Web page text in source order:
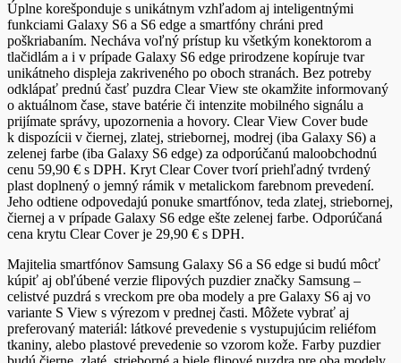
Úplne korešponduje s unikátnym vzhľadom aj inteligentnými
funkciami Galaxy S6 a S6 edge a smartfóny chráni pred
poškriabaním. Necháva voľný prístup ku všetkým konektorom a
tlačidlám a i v prípade Galaxy S6 edge prirodzene kopíruje tvar
unikátneho displeja zakriveného po oboch stranách. Bez potreby
odklápať prednú časť puzdra Clear View ste okamžite informovaný
o aktuálnom čase, stave batérie či intenzite mobilného signálu a
prijímate správy, upozornenia a hovory. Clear View Cover bude
k dispozícii v čiernej, zlatej, striebornej, modrej (iba Galaxy S6) a
zelenej farbe (iba Galaxy S6 edge) za odporúčanú maloobchodnú
cenu 59,90 € s DPH. Kryt Clear Cover tvorí priehľadný tvrdený
plast doplnený o jemný rámik v metalickom farebnom prevedení.
Jeho odtiene odpovedajú ponuke smartfónov, teda zlatej, striebornej,
čiernej a v prípade Galaxy S6 edge ešte zelenej farbe. Odporúčaná
cena krytu Clear Cover je 29,90 € s DPH.
Majitelia smartfónov Samsung Galaxy S6 a S6 edge si budú môcť
kúpiť aj obľúbené verzie flipových puzdier značky Samsung –
celistvé puzdrá s vreckom pre oba modely a pre Galaxy S6 aj vo
variante S View s výrezom v prednej časti. Môžete vybrať aj
preferovaný materiál: látkové prevedenie s vystupujúcim reliéfom
tkaniny, alebo plastové prevedenie so vzorom kože. Farby puzdier